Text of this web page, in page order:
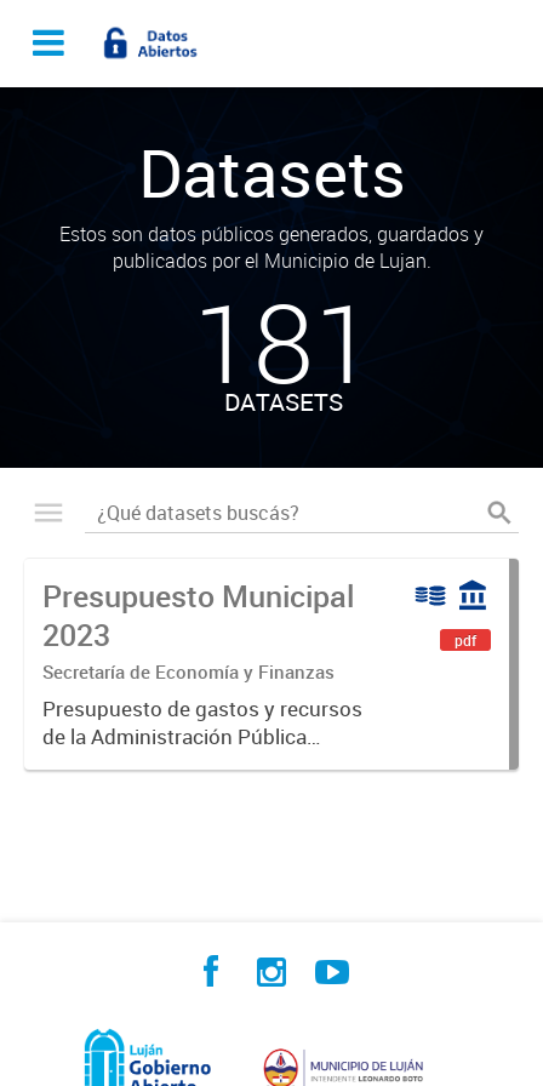
Datasets
Estos son datos públicos generados, guardados y
publicados por el Municipio de Lujan.
181
DATASETS
Presupuesto Municipal
2023
Secretaría de Economía y Finanzas
Presupuesto de gastos y recursos
de la Administración Pública
Municipal para el ejercicio 2023.
pdf